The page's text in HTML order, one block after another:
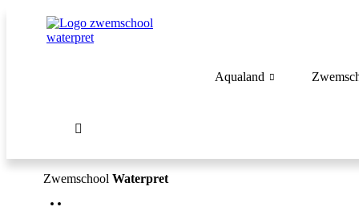
Aqualand
Zwemschool Waterpret